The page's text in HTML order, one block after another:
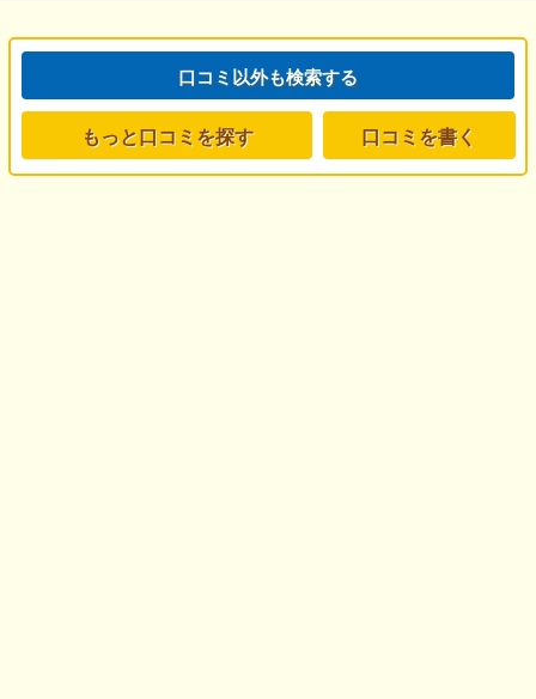
口コミ以外も検索する
もっと口コミを探す 口コミを書く